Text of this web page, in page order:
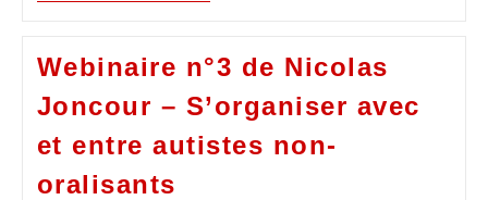
Webinaire n°3 de Nicolas
Joncour – S’organiser avec
et entre autistes non-
oralisants